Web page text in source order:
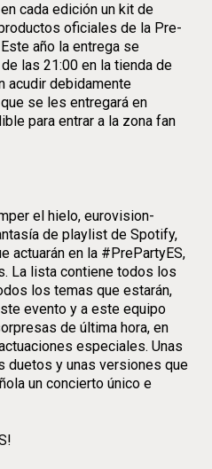
cada edición un kit de
oficiales de la Pre-
año la entrega se
las 21:00 en la tienda de
acudir debidamente
se les entregará en
para entrar a la zona fan
el hielo, eurovision-
de playlist de Spotify,
actuarán en la #PrePartyES,
La lista contiene todos los
los temas que estarán,
evento y a este equipo
de última hora, en
especiales. Unas
duetos y unas versiones que
un concierto único e